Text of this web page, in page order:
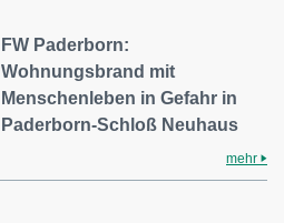
FW Paderborn:
Wohnungsbrand mit
Menschenleben in Gefahr in
Paderborn-Schloß Neuhaus
mehr